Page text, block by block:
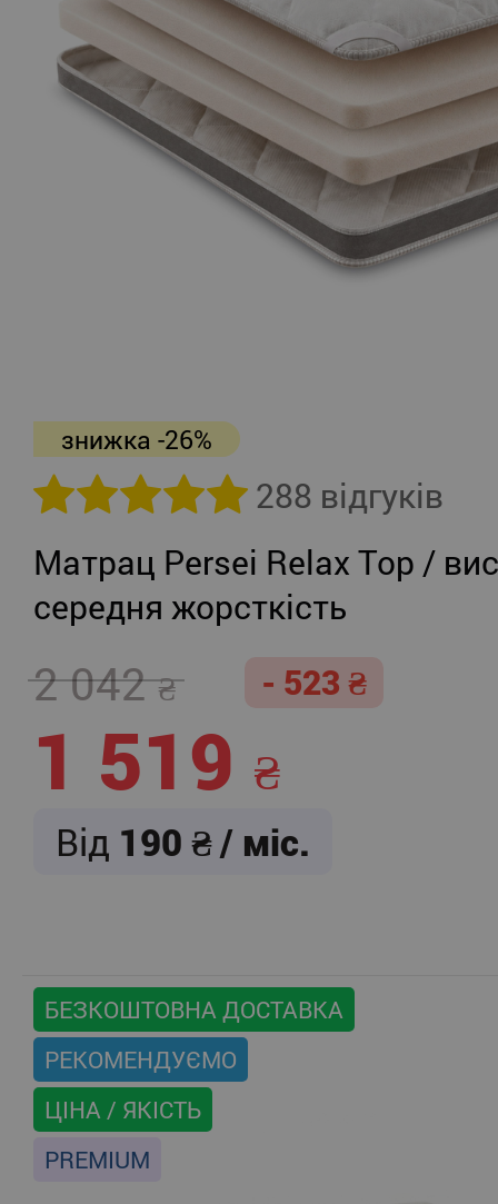
знижка -26%
288 відгуків
Матрац Persei Relax Top /
середня жорсткість
2 042 - 523
1 519
Від 190 / міс.
БЕЗКОШТОВНА ДОСТАВКА
РЕКОМЕНДУЄМО
ЦІНА / ЯКІСТЬ
PREMIUM